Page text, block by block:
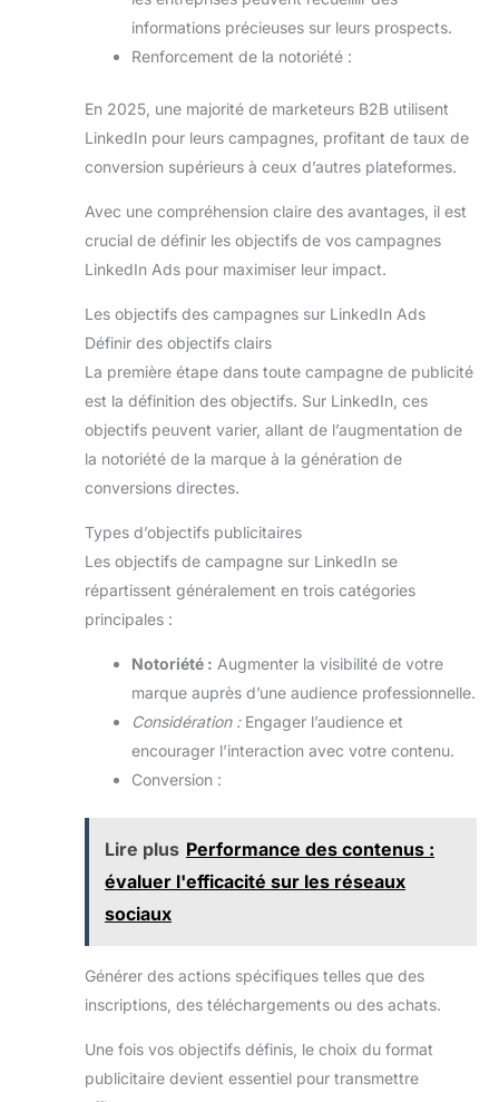
informations précieuses sur leurs prospects.
Renforcement de la notoriété :
En 2025, une majorité de marketeurs B2B utilisent
LinkedIn pour leurs campagnes, profitant de taux de
conversion supérieurs à ceux d’autres plateformes.
Avec une compréhension claire des avantages, il est
crucial de définir les objectifs de vos campagnes
LinkedIn Ads pour maximiser leur impact.
Les objectifs des campagnes sur LinkedIn Ads
Définir des objectifs clairs
La première étape dans toute campagne de publicité
est la définition des objectifs. Sur LinkedIn, ces
objectifs peuvent varier, allant de l’augmentation de
la notoriété de la marque à la génération de
conversions directes.
Types d’objectifs publicitaires
Les objectifs de campagne sur LinkedIn se
répartissent généralement en trois catégories
principales :
Notoriété : Augmenter la visibilité de votre
marque auprès d’une audience professionnelle.
Considération :Engager l’audience et
encourager l’interaction avec votre contenu.
Conversion :
Lire plus Performance des contenus :
évaluer l'efficacité sur les réseaux
sociaux
Générer des actions spécifiques telles que des
inscriptions, des téléchargements ou des achats.
Une fois vos objectifs définis, le choix du format
publicitaire devient essentiel pour transmettre